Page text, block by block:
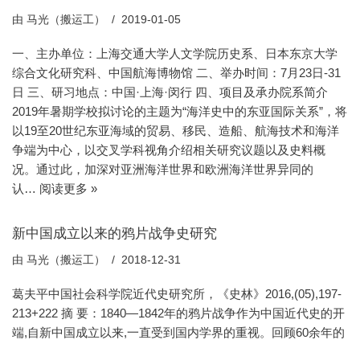
由 马光（搬运工） 2019-01-05
一、主办单位：上海交通大学人文学院历史系、日本东京大学
综合文化研究科、中国航海博物馆 二、举办时间：7月23日-31
日 三、研习地点：中国·上海·闵行 四、项目及承办院系简介
2019年暑期学校拟讨论的主题为“海洋史中的东亚国际关系”，将
以19至20世纪东亚海域的贸易、移民、造船、航海技术和海洋
争端为中心，以交叉学科视角介绍相关研究议题以及史料概
况。通过此，加深对亚洲海洋世界和欧洲海洋世界异同的
认… 阅读更多 »
新中国成立以来的鸦片战争史研究
由 马光（搬运工） 2018-12-31
葛夫平中国社会科学院近代史研究所，《史林》2016,(05),197-
213+222 摘 要：1840—1842年的鸦片战争作为中国近代史的开
端,自新中国成立以来,一直受到国内学界的重视。回顾60余年的